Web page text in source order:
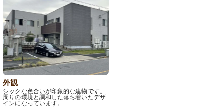
外観
シックな色合いが印象的な建物です。
周りの環境と調和した落ち着いたデザ
インになっています。